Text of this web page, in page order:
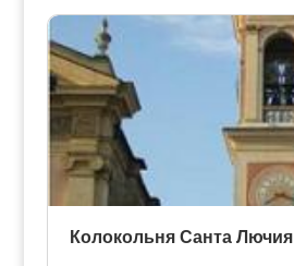
Колокольни
Скрытая Верона
Колокольня Санта Лючия